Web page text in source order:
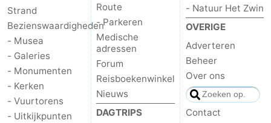
Strand
Bezienswaardigheden
- Musea
- Galeries
- Monumenten
- Kerken
- Vuurtorens
- Uitkijkpunten
Route
- Parkeren
Medische
adressen
Forum
Reisboekenwinkel
Nieuws
DAGTRIPS
- Natuur Het Zwin
OVERIGE
Adverteren
Beheer
Over ons
Contact